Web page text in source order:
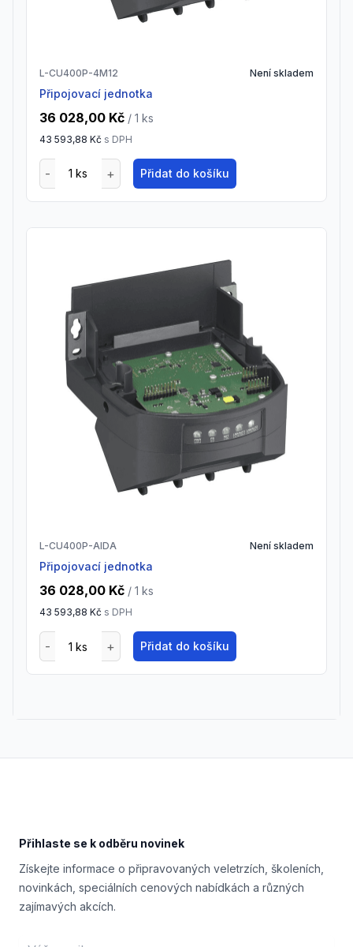
L-CU400P-4M12 Není skladem
Připojovací jednotka
36 028,00 Kč / 1 ks
43 593,88 Kč s DPH
Přidat do košíku
L-CU400P-AIDA Není skladem
Připojovací jednotka
36 028,00 Kč / 1 ks
43 593,88 Kč s DPH
Přidat do košíku
Přihlaste se k odběru novinek
Získejte informace o připravovaných veletrzích, školeních,
novinkách, speciálních cenových nabídkách a různých
zajímavých akcích.